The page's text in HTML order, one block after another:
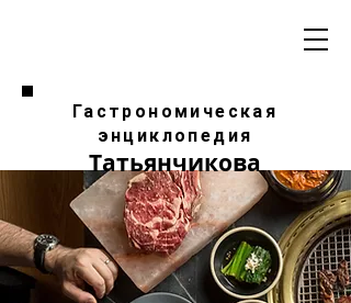
Гастрономическая
энциклопедия
Татьянчикова